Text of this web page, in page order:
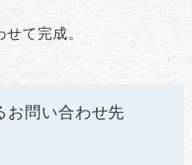
て完成。
お問い合わせ先